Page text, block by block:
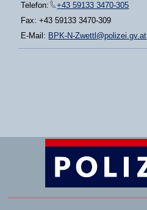
Telefon:
+43 59133 3470-305
Fax: +43 59133 3470-309
E-Mail: BPK-N-Zwettl@polizei.gv.at